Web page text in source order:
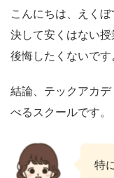
こんにちは、えくぼ
決して安くはない授
後悔したくないです
結論、テックアカ
べるスクールです。
特